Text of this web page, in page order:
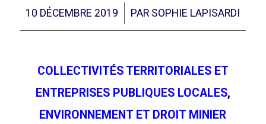
10 DÉCEMBRE 2019
/ PAR SOPHIE LAPISARDI
COLLECTIVITÉS TERRITORIALES ET
ENTREPRISES PUBLIQUES LOCALES,
ENVIRONNEMENT ET DROIT MINIER